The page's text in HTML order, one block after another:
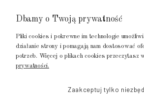
80-452 Gdańsk
tel.: 502 104 104
mail:
Dbamy o Twoją prywatność
Pliki cookies i pokrewne im technologie
działanie strony i pomagają nam dostosować
potrzeb. Więcej o plikach cookies przeczytasz
prywatności.
Zaakceptuj tylko